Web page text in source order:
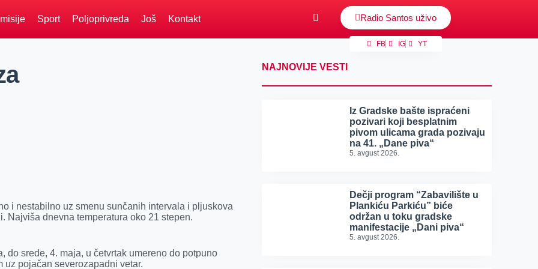
Sport Poljoprivreda Još Kontakt Radio Santos uživo
FB IG YT
i nestabilno uz smenu sunčanih intervala i pljuskova
Najviša dnevna temperatura oko 21 stepen.
do srede, 4. maja, u četvrtak umereno do potpuno
uz pojačan severozapadni vetar.
NAJNOVIJE VESTI
Iz Gradske bašte ispraćeni
pozivari koji besplatnim
pivom ulicama grada pozivaju
na 41. „Dane piva“
5. avgust 2026.
Dečji program “Zabavilište u
Plankiću Parkiću” biće
održan u toku gradske
manifestacije „Dani piva“
5. avgust 2026.